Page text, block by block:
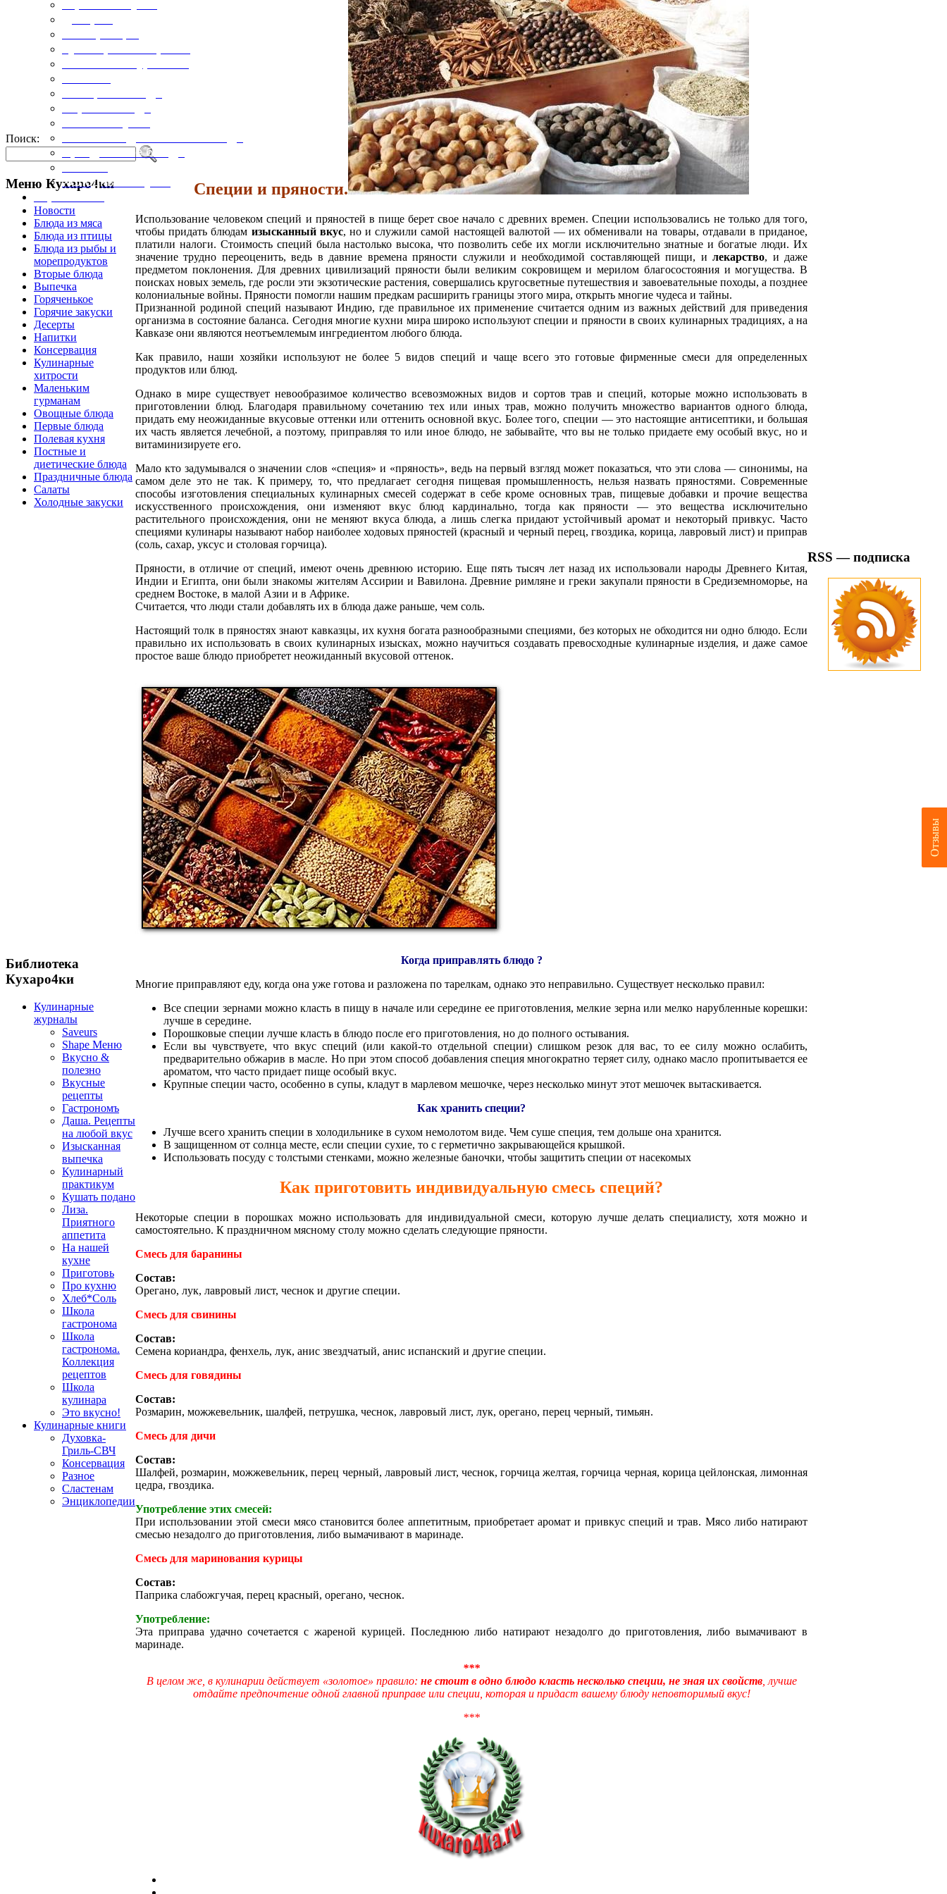
Праздничные блюда
Холодные закуски
Поиск:
Меню Кухаро4ки
Новости
Блюда из мяса
Блюда из птицы
Блюда из рыбы и
морепродуктов
Вторые блюда
Выпечка
Горяченькое
Горячие закуски
Десерты
Напитки
Консервация
Кулинарные
хитрости
Маленьким
гурманам
Овощные блюда
Первые блюда
Полевая кухня
Постные и
диетические блюда
Праздничные блюда
Салаты
Холодные закуски
Библиотека
Кухаро4ки
Кулинарные
журналы
Saveurs
Shape Меню
Вкусно &
полезно
Вкусные
рецепты
Гастрономъ
Даша. Рецепты
на любой вкус
Изысканная
выпечка
Кулинарный
практикум
Кушать подано
Лиза.
Приятного
аппетита
На нашей
кухне
Приготовь
Про кухню
Хлеб*Соль
Школа
гастронома
Школа
гастронома.
Коллекция
рецептов
Школа
кулинара
Это вкусно!
Кулинарные книги
Духовка-
Гриль-СВЧ
Консервация
Разное
Сластенам
Энциклопедии
Специи и пряности.
Использование человеком специй и пряностей в пище берет свое начало с древних времен. Специи использовались не только для того,
чтобы придать блюдам изысканный вкус, но и служили самой настоящей валютой — их обменивали на товары, отдавали в приданое,
платили налоги. Стоимость специй была настолько высока, что позволить себе их могли исключительно знатные и богатые люди. Их
значение трудно переоценить, ведь в давние времена пряности служили и необходимой составляющей пищи, илекарство, и даже
предметом поклонения. Для древних цивилизаций пря­ности были великим сокровищем и мерилом благососто­яния и могущества. В
поисках новых земель, где росли эти экзотические растения, совершались кругосветные путешествия и завоевательные походы, а позднее
коло­ниальные войны. Пряности помогли нашим предкам рас­ширить границы этого мира, открыть многие чудеса и тайны.
Признанной родиной специй называют Индию, где правильное их применение считается одним из важных действий для приведения
организма в состояние баланса. Сегодня многие кухни мира широко используют специи и пряности в своих кулинарных традициях, а на
Кавказе они являются неотъемлемым ингредиентом любого блюда.
Как правило, наши хозяйки используют не более 5 видов специй и чаще всего это готовые фирменные смеси для определенных
продуктов или блюд.
Однако в мире существует невообразимое количество всевозможных видов и сортов трав и специй, которые можно использовать в
приготовлении блюд. Благодаря правильному сочетанию тех или иных трав, можно получить множество вариантов одного блюда,
придать ему неожиданные вкусовые оттенки или оттенить основной вкус. Более того, специи — это настоящие антисептики, и большая
их часть является лечебной, а поэтому, приправляя то или иное блюдо, не забывайте, что вы не только придаете ему особый вкус, но и
витаминизируете его.
Мало кто задумывался о значении слов «специя» и «пряность», ведь на первый взгляд может показаться, что эти слова — синонимы, на
самом деле это не так. К примеру, то, что предлагает сегодня пищевая промышленность, нельзя назвать пряностями. Современные
способы изготовления специальных кулинарных смесей содержат в себе кроме основных трав, пищевые добавки и прочие вещества
искусственного происхождения, они изменяют вкус блюд кардинально, тогда как пряности — это вещества исключительно
растительного происхождения, они не меняют вкуса блюда, а лишь слегка придают устойчивый аромат и некоторый привкус. Часто
специями кулинары называют набор наиболее ходовых пряностей (красный и черный перец, гвоздика, корица, лавровый лист) и приправ
(соль, сахар, уксус и столовая горчица).
Пряности, в отличие от специй, имеют очень древнюю историю. Еще пять тысяч лет назад их использовали народы Древнего Китая,
Индии и Египта, они были знакомы жителям Ассирии и Вавилона. Древние римляне и греки закупали пряности в Средиземноморье, на
среднем Востоке, в малой Азии и в Африке.
Считается, что люди стали добавлять их в блюда даже раньше, чем соль.
Настоящий толк в пряностях знают кавказцы, их кухня богата разнообразными специями, без которых не обходится ни одно блюдо. Если
правильно их использовать в своих кулинарных изысках, можно научиться создавать превосходные кулинарные изделия, и даже самое
простое ваше блюдо приобретет неожиданный вкусовой оттенок.
Когда приправлять блюдо ?
Многие приправляют еду, когда она уже готова и разложена по тарелкам, однако это неправильно. Существует несколько правил:
Все специи зернами можно класть в пищу в начале или середине ее приготовления, мелкие зерна или мелко нарубленные корешки:
лучше в середине.
Порошковые специи лучше класть в блюдо после его приготовления, но до полного остывания.
Если вы чувствуете, что вкус специй (или какой-то отдельной специи) слишком резок для вас, то ее силу можно ослабить,
предварительно обжарив в масле. Но при этом способ добавления специя многократно теряет силу, однако масло пропитывается ее
ароматом, что часто придает пище особый вкус.
Крупные специи часто, особенно в супы, кладут в марлевом мешочке, через несколько минут этот мешочек вытаскивается.
Как хранить специи?
Лучше всего хранить специи в холодильнике в сухом немолотом виде. Чем суше специя, тем дольше она хранится.
В защищенном от солнца месте, если специи сухие, то с герметично закрывающейся крышкой.
Использовать посуду с толстыми стенками, можно железные баночки, чтобы защитить специи от насекомых
Как приготовить индивидуальную смесь специй?
Некоторые специи в порошках можно использовать для индивидуальной смеси, которую лучше делать специалисту, хотя можно и
самостоятельно. К праздничном мясному столу можно сделать следующие пряности.
Смесь для баранины
Состав:
Орегано, лук, лавровый лист, чеснок и другие специи.
Смесь для свинины
Состав:
Семена кориандра, фенхель, лук, анис звездчатый, анис испанский и другие специи.
Смесь для говядины
Состав:
Розмарин, можжевельник, шалфей, петрушка, чеснок, лавровый лист, лук, орегано, перец черный, тимьян.
Смесь для дичи
Состав:
Шалфей, розмарин, можжевельник, перец черный, лавровый лист, чеснок, горчица желтая, горчица черная, корица цейлонская, лимонная
цедра, гвоздика.
Употребление этих смесей:
При использовании этой смеси мясо становится более аппетитным, приобретает аромат и привкус специй и трав. Мясо либо натирают
смесью незадолго до приготовления, либо вымачивают в маринаде.
Смесь для маринования курицы
Состав:
Паприка слабожгучая, перец красный, орегано, чеснок.
Употребление:
Эта приправа удачно сочетается с жареной курицей. Последнюю либо натирают незадолго до приготовления, либо вымачивают в
маринаде.
***
В целом же, в кулинарии действует «золотое» правило: не стоит в одно блюдо класть несколько специи, не зная их свойств, лучше
отдайте предпочтение одной главной приправе или специи, которая и придаст вашему блюду неповторимый вкус!
***
RSS — подписка
Отзывы